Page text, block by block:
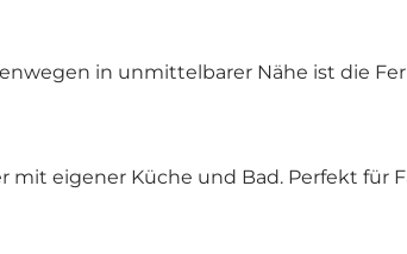
in unmittelbarer Nähe ist die
eigener Küche und Bad. Perfekt für